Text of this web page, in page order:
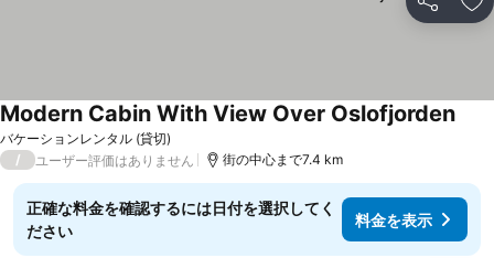
シェア お
バケーションレンタル (貸切)
Modern Cabin With View Over Oslofjorden
/ ユーザー評価はありません 街の中心まで7.4 km
正確な料金を確認するには日付を選択してく
ださい
料金を表示